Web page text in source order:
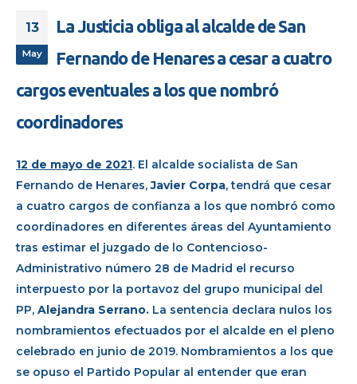
13
May
La Justicia obliga al alcalde de San
Fernando de Henares a cesar a cuatro
cargos eventuales a los que nombró
coordinadores
12 de mayo de 2021. El alcalde socialista de San
Fernando de Henares,Javier Corpa, tendrá que cesar
a cuatro cargos de confianza a los que nombró como
coordinadores en diferentes áreas del Ayuntamiento
tras estimar el juzgado de lo Contencioso-
Administrativo número 28 de Madrid el recurso
interpuesto por la portavoz del grupo municipal del
PP, Alejandra Serrano. La sentencia declara nulos los
nombramientos efectuados por el alcalde en el pleno
celebrado en junio de 2019. Nombramientos a los que
se opuso el Partido Popular al entender que eran